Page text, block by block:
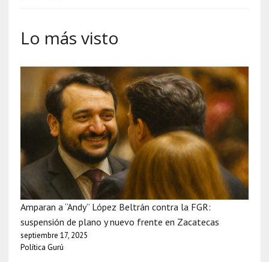
Lo más visto
Amparan a “Andy” López Beltrán contra la FGR:
suspensión de plano y nuevo frente en Zacatecas
septiembre 17, 2025
Política Gurú